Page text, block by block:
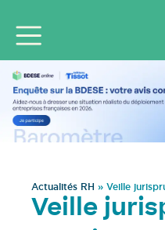
Actualités RH » Veille
Veille